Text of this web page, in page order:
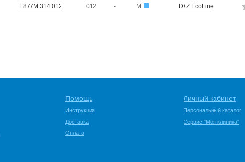
E877M.314.012 012 - M D+Z EcoLine
Помощь
Инструкция
Доставка
Оплата
Личный кабинет
Персональный каталог
Сервис "Моя клиника"